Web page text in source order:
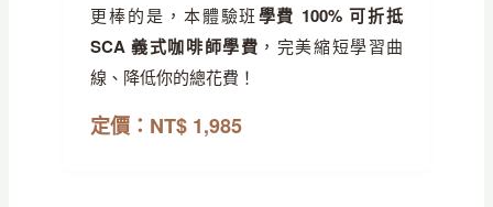
更棒的是，本體驗班學費 100% 可折抵
SCA 義式咖啡師學費 ，完美縮短學習曲
線、降低你的總花費！
定價：NT$ 1,985